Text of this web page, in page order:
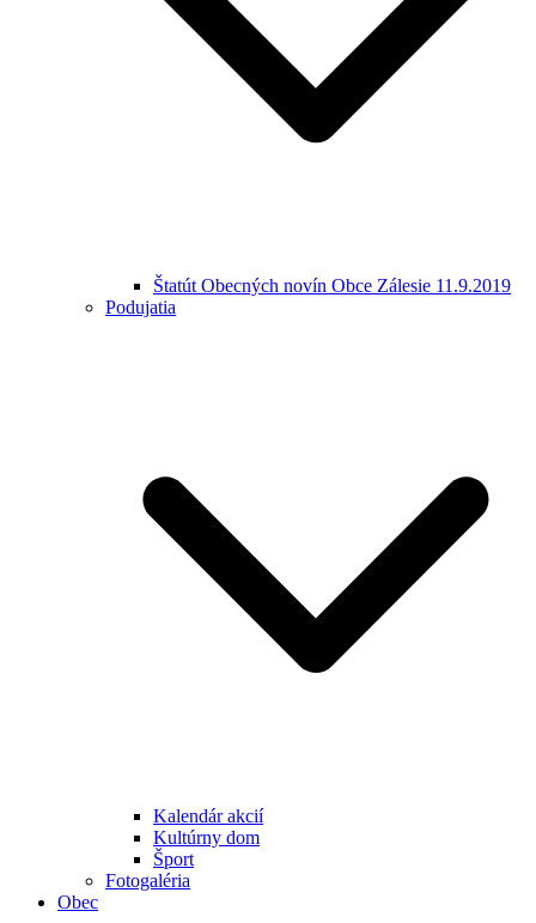
Štatút Obecných novín Obce Zálesie 11.9.2019
Podujatia
Kalendár akcií
Kultúrny dom
Šport
Fotogaléria
Obec